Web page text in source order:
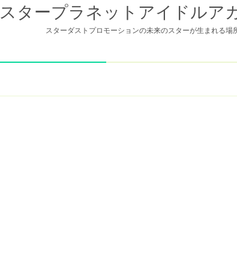
スタープラネットアイドルア
スターダストプロモーションの未来のスターが生まれる場